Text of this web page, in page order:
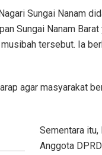
Sungai Nanam
Sungai Nanam Barat
tersebut. Ia
agar masyarakat
Sementara
Anggota